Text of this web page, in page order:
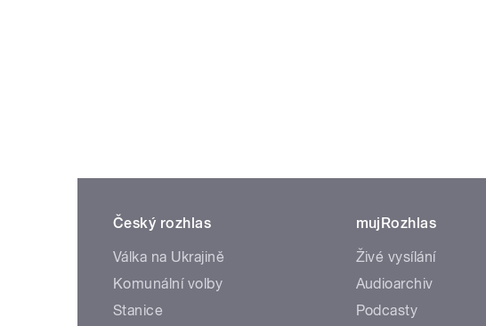
Český rozhlas
Válka na Ukrajině
Komunální volby
Stanice
mujRozhlas
Živé vysílání
Audioarchiv
Podcasty